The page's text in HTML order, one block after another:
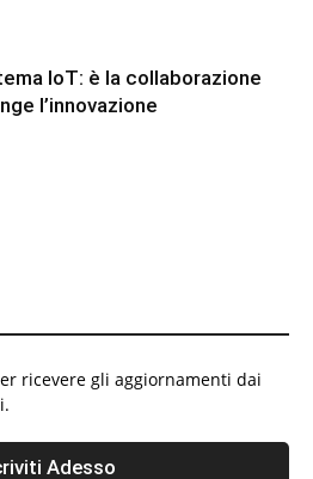
IoT: è la collaborazione
l’innovazione
ricevere gli aggiornamenti dai